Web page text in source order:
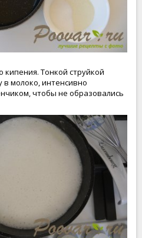
кипения. Тонкой струйкой
молоко, интенсивно
чтобы не образовались